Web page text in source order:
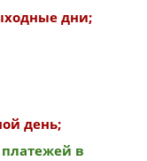
дни;
день;
платежей в